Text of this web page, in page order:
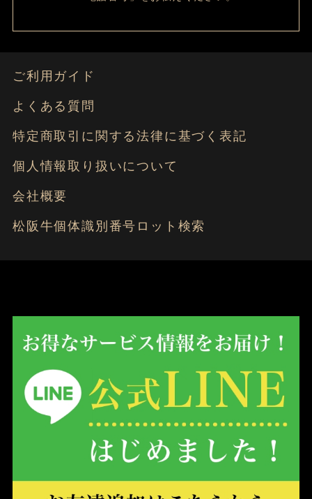
ご利用ガイド
よくある質問
特定商取引に関する法律に基づく表記
個人情報取り扱いについて
会社概要
松阪牛個体識別番号ロット検索